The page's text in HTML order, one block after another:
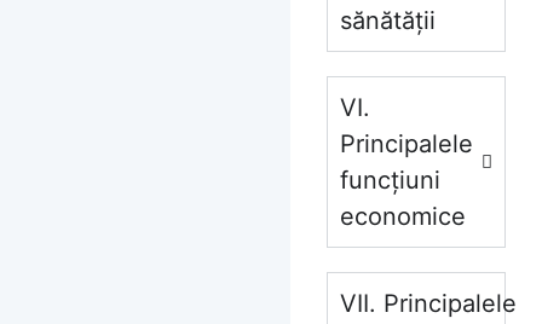
sănătății
VI.
Principalele
funcțiuni
economice
VII. Principalele